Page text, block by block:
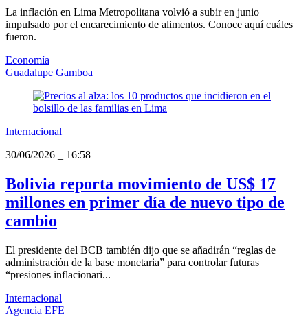
La inflación en Lima Metropolitana volvió a subir en junio
impulsado por el encarecimiento de alimentos. Conoce aquí cuáles
fueron.
Economía
Guadalupe Gamboa
Internacional
30/06/2026
16:58
Bolivia reporta movimiento de US$ 17
millones en primer día de nuevo tipo de
cambio
El presidente del BCB también dijo que se añadirán “reglas de
administración de la base monetaria” para controlar futuras
“presiones inflacionari...
Internacional
Agencia EFE